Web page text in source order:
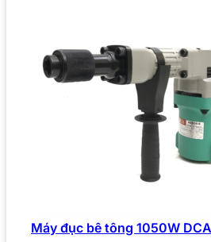
Máy đục bê tông 1050W